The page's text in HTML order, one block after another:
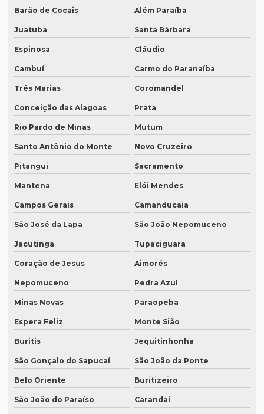
Barão de Cocais Além Paraíba
Juatuba Santa Bárbara
Espinosa Cláudio
Cambuí Carmo do Paranaíba
Três Marias Coromandel
Conceição das Alagoas Prata
Rio Pardo de Minas Mutum
Santo Antônio do Monte Novo Cruzeiro
Pitangui Sacramento
Mantena Elói Mendes
Campos Gerais Camanducaia
São José da Lapa São João Nepomuceno
Jacutinga Tupaciguara
Coração de Jesus Aimorés
Nepomuceno Pedra Azul
Minas Novas Paraopeba
Espera Feliz Monte Sião
Buritis Jequitinhonha
São Gonçalo do Sapucaí São João da Ponte
Belo Oriente Buritizeiro
São João do Paraíso Carandaí